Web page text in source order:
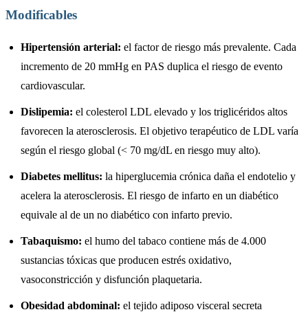
Modificables
Hipertensión arterial: el factor de riesgo más prevalente. Cada
incremento de 20 mmHg en PAS duplica el riesgo de evento
cardiovascular.
Dislipemia: el colesterol LDL elevado y los triglicéridos altos
favorecen la aterosclerosis. El objetivo terapéutico de LDL varía
según el riesgo global (< 70 mg/dL en riesgo muy alto).
Diabetes mellitus: la hiperglucemia crónica daña el endotelio y
acelera la aterosclerosis. El riesgo de infarto en un diabético
equivale al de un no diabético con infarto previo.
Tabaquismo: el humo del tabaco contiene más de 4.000
sustancias tóxicas que producen estrés oxidativo,
vasoconstricción y disfunción plaquetaria.
Obesidad abdominal: el tejido adiposo visceral secreta